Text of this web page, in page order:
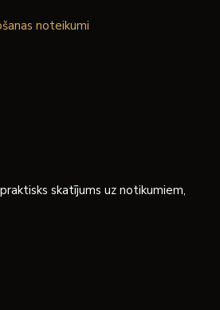
noteikumi
skatījums uz notikumiem,